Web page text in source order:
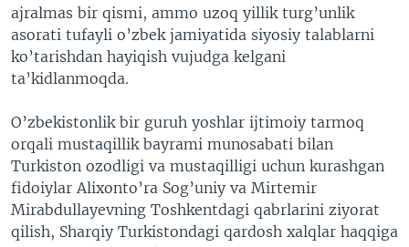
ajralmas bir qismi, ammo uzoq yillik turg’unlik
asorati tufayli o’zbek jamiyatida siyosiy talablarni
ko’tarishdan hayiqish vujudga kelgani
ta’kidlanmoqda.
O’zbekistonlik bir guruh yoshlar ijtimoiy tarmoq
orqali mustaqillik bayrami munosabati bilan
Turkiston ozodligi va mustaqilligi uchun kurashgan
fidoiylar Alixonto’ra Sog’uniy va Mirtemir
Mirabdullayevning Toshkentdagi qabrlarini ziyorat
qilish, Sharqiy Turkistondagi qardosh xalqlar haqqiga